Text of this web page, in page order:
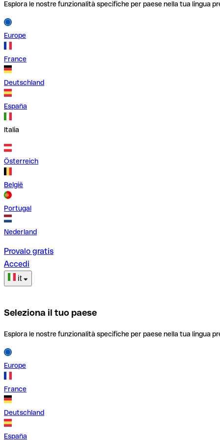
Esplora le nostre funzionalità specifiche per paese nella tua lingua
Europe
France
Deutschland
España
Italia
Österreich
België
Portugal
Nederland
Provalo gratis
Accedi
it
Seleziona il tuo paese
Esplora le nostre funzionalità specifiche per paese nella tua lingua
Europe
France
Deutschland
España